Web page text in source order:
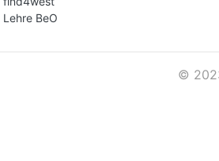
Lehre BeO
©